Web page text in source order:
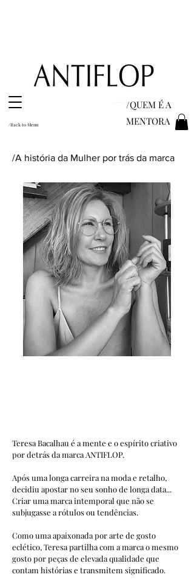
/Back to Menu
/QUEM É A
MENTORA
/A história da Mulher por trás da marca
Teresa Bacalhau é a mente e o espírito criativo
por detrás da marca ANTIFLOP.
Após uma longa carreira na moda e retalho,
decidiu apostar no seu sonho de longa data...
Criar uma marca intemporal que não se
subjugasse a rótulos ou tendências.
Como uma apaixonada por arte de gosto
eclético, Teresa partilha com a marca o mesmo
gosto por peças de elevada qualidade que
contam histórias e transmitem significado.